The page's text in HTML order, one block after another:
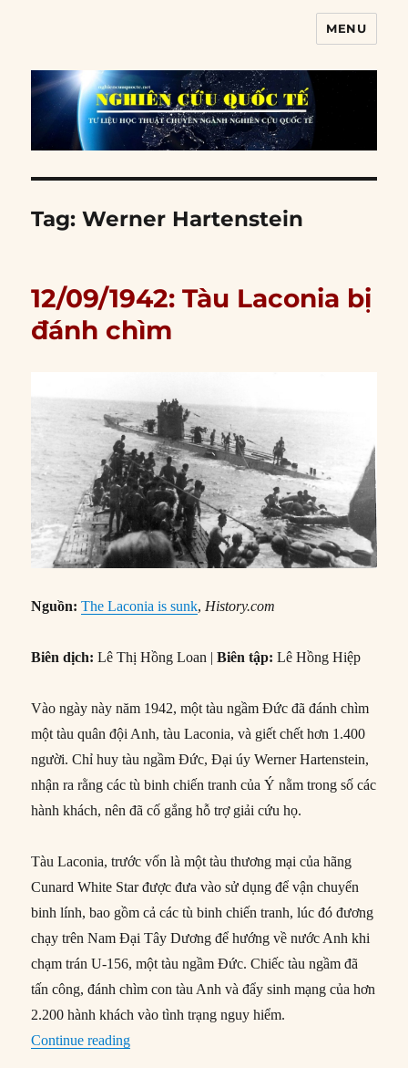
MENU
Tag:Werner Hartenstein
12/09/1942: Tàu Laconia bị
đánh chìm
Nguồn:The Laconia is sunk, History.com
Biên dịch: Lê Thị Hồng Loan |Biên tập:Lê Hồng Hiệp
Vào ngày này năm 1942, một tàu ngầm Đức đã đánh chìm
một tàu quân đội Anh, tàu Laconia, và giết chết hơn 1.400
người. Chỉ huy tàu ngầm Đức, Đại úy Werner Hartenstein,
nhận ra rằng các tù binh chiến tranh của Ý nằm trong số các
hành khách, nên đã cố gắng hỗ trợ giải cứu họ.
Tàu Laconia, trước vốn là một tàu thương mại của hãng
Cunard White Star được đưa vào sử dụng để vận chuyển
binh lính, bao gồm cả các tù binh chiến tranh, lúc đó đương
chạy trên Nam Đại Tây Dương để hướng về nước Anh khi
chạm trán U-156, một tàu ngầm Đức. Chiếc tàu ngầm đã
tấn công, đánh chìm con tàu Anh và đẩy sinh mạng của hơn
2.200 hành khách vào tình trạng nguy hiểm.
Continue reading“12/09/1942: Tàu Laconia bị đánh chìm”